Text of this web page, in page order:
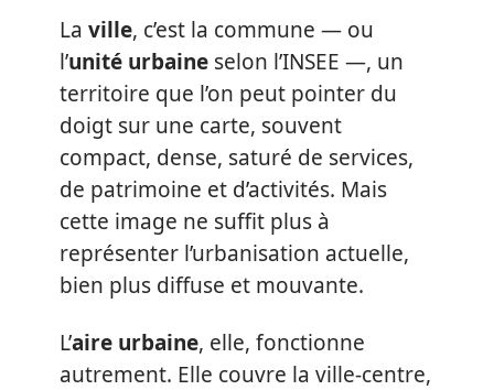
La ville, c’est la commune — ou
l’unité urbaine selon l’INSEE —, un
territoire que l’on peut pointer du
doigt sur une carte, souvent
compact, dense, saturé de services,
de patrimoine et d’activités. Mais
cette image ne suffit plus à
représenter l’urbanisation actuelle,
bien plus diffuse et mouvante.
L’aire urbaine, elle, fonctionne
autrement. Elle couvre la ville-centre,